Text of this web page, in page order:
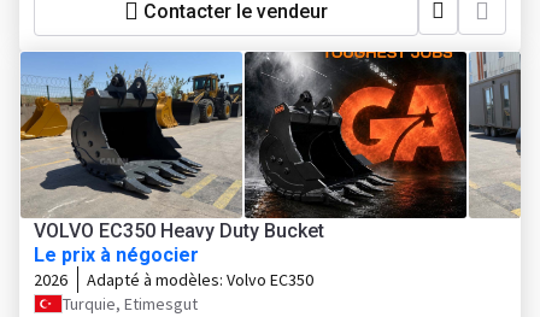
Contacter le vendeur
VOLVO EC350 Heavy Duty Bucket
Le prix à négocier
2026 Adapté à modèles: Volvo EC350
Turquie, Etimesgut